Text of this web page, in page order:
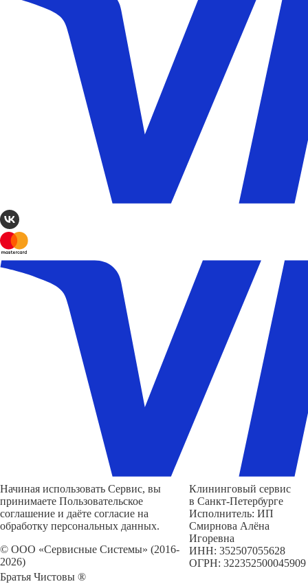
Начиная использовать Сервис, вы
принимаете Пользовательское
соглашение и даёте согласие на
обработку персональных данных.
© ООО «Сервисные Системы» (2016-
2026)
Братья Чистовы ®
Клининговый сервис
в Санкт-Петербурге
Исполнитель: ИП
Смирнова Алёна
Игоревна
ИНН: 352507055628
ОГРН: 322352500045909